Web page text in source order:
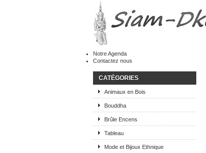
Notre Agenda
Contactez nous
CATÉGORIES
Animaux en Bois
Bouddha
Brûle Encens
Tableau
Mode et Bijoux Ethnique